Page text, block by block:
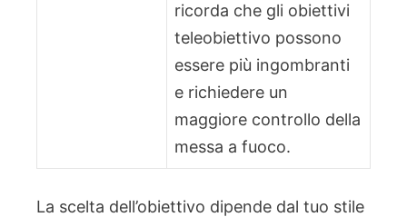
ricorda che gli obiettivi
teleobiettivo possono
essere più ingombranti
e richiedere un
maggiore controllo della
messa a fuoco.
La scelta dell’obiettivo dipende dal tuo stile